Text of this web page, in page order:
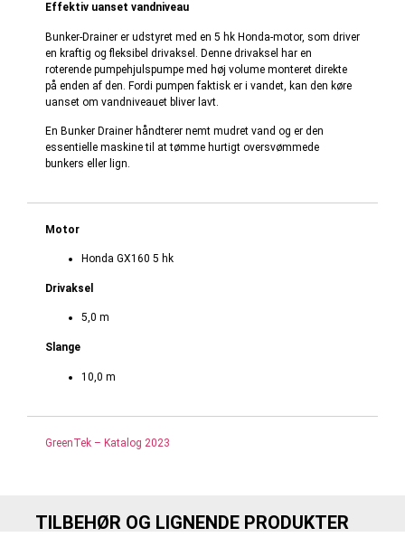
Effektiv uanset vandniveau
Bunker-Drainer er udstyret med en 5 hk Honda-motor, som driver
en kraftig og fleksibel drivaksel. Denne drivaksel har en
roterende pumpehjulspumpe med høj volume monteret direkte
på enden af den. Fordi pumpen faktisk er i vandet, kan den køre
uanset om vandniveauet bliver lavt.
En Bunker Drainer håndterer nemt mudret vand og er den
essentielle maskine til at tømme hurtigt oversvømmede
bunkers eller lign.
Motor
Honda GX160 5 hk
Drivaksel
5,0 m
Slange
10,0 m
GreenTek – Katalog 2023
TILBEHØR OG LIGNENDE PRODUKTER